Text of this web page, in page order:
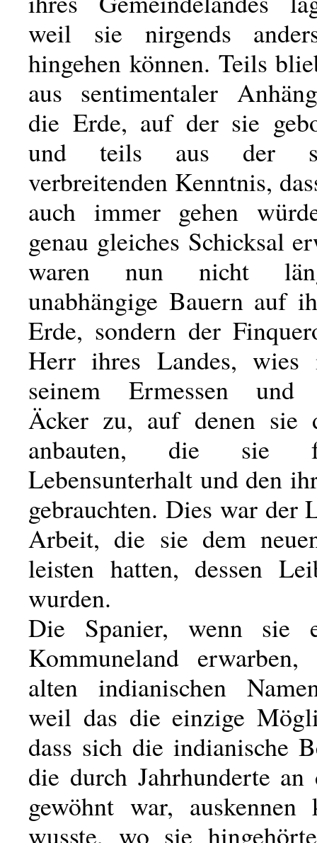
weil sie nirgends
hingehen können. Teils
aus sentimentaler
die Erde, auf der sie
und teils aus der
verbreitenden Kenntnis,
auch immer gehen
genau gleiches Schicksal
waren nun nicht
unabhängige Bauern auf
Erde, sondern der
Herr ihres Landes, wies
seinem Ermessen und
Äcker zu, auf denen sie
anbauten, die sie
Lebensunterhalt und den
gebrauchten. Dies war der
Arbeit, die sie dem
leisten hatten, dessen
wurden.
Die Spanier, wenn sie
Kommuneland
alten indianischen
weil das die einzige
dass sich die indianische
die durch Jahrhunderte an
gewöhnt war, auskennen
wusste, wo sie